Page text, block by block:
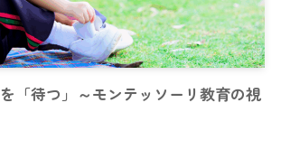
「待つ」～モンテッソーリ教育の視